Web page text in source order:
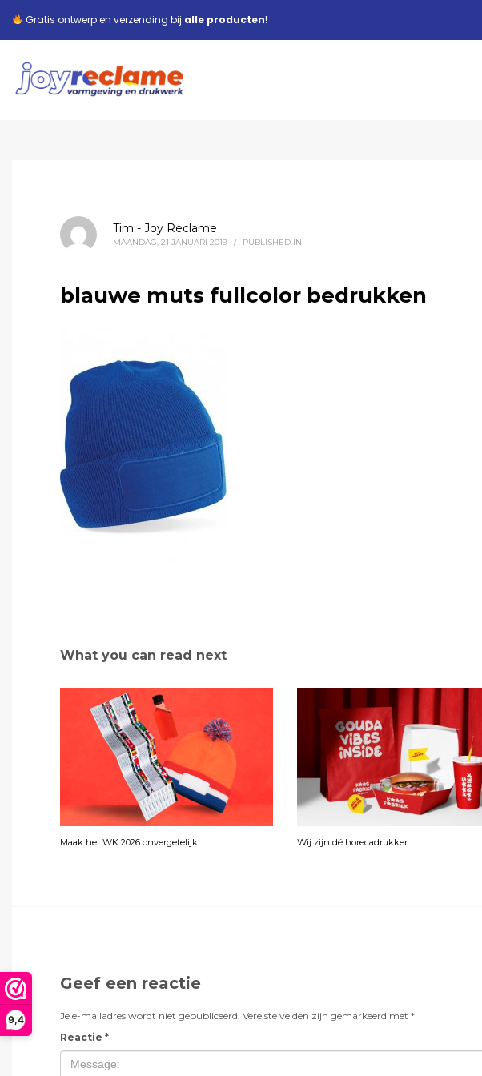
9,4
Gratis ontwerp en verzending bij alle producten!
Tim - Joy Reclame
MAANDAG, 21 JANUARI 2019 / PUBLISHED IN
blauwe muts fullcolor bedrukken
What you can read next
Maak het WK 2026 onvergetelijk! Wij zijn dé horecadrukker
Geef een reactie
Je e-mailadres wordt niet gepubliceerd. Vereiste velden zijn gemarkeerd met *
Reactie *